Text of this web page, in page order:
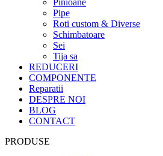
Pinioane
Pipe
Roti custom & Diverse
Schimbatoare
Sei
Tija sa
REDUCERI
COMPONENTE
Reparatii
DESPRE NOI
BLOG
CONTACT
PRODUSE